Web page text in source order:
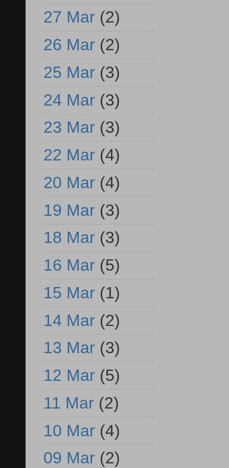
27 Mar (2)
26 Mar (2)
25 Mar (3)
24 Mar (3)
23 Mar (3)
22 Mar (4)
20 Mar (4)
19 Mar (3)
18 Mar (3)
16 Mar (5)
15 Mar (1)
14 Mar (2)
13 Mar (3)
12 Mar (5)
11 Mar (2)
10 Mar (4)
09 Mar (2)